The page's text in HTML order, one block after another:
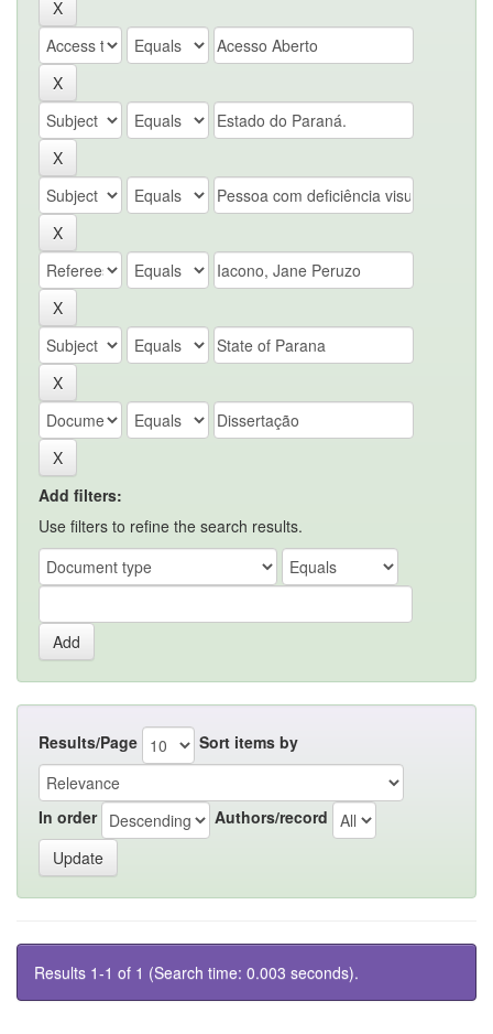
Add filters:
Use filters to refine the search results.
Results/Page Sort items by
In order Authors/record
Results 1-1 of 1 (Search time: 0.003 seconds).